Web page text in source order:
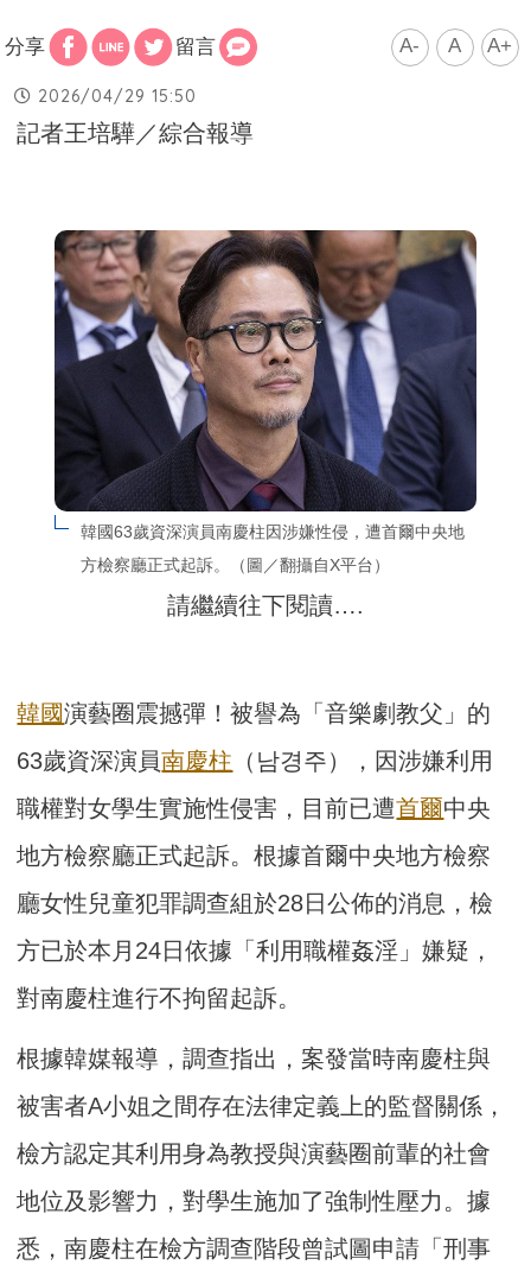
分享 留言 A- A A+
2026/04/29 15:50
記者王培驊／綜合報導
韓國63歲資深演員南慶柱因涉嫌性侵，遭首爾中央地
方檢察廳正式起訴。（圖／翻攝自X平台）
請繼續往下閱讀….
韓國演藝圈震撼彈！被譽為「音樂劇教父」的
63歲資深演員南慶柱 （남경주），因涉嫌利用
職權對女學生實施性侵害，目前已遭首爾中央
地方檢察廳正式起訴。根據首爾中央地方檢察
廳女性兒童犯罪調查組於28日公佈的消息，檢
方已於本月24日依據「利用職權姦淫」嫌疑，
對南慶柱進行不拘留起訴。
根據韓媒報導，調查指出，案發當時南慶柱與
被害者A小姐之間存在法律定義上的監督關係，
檢方認定其利用身為教授與演藝圈前輩的社會
地位及影響力，對學生施加了強制性壓力。據
悉，南慶柱在檢方調查階段曾試圖申請「刑事